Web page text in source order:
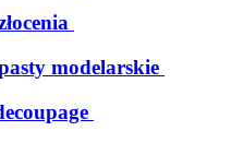
modelarskie